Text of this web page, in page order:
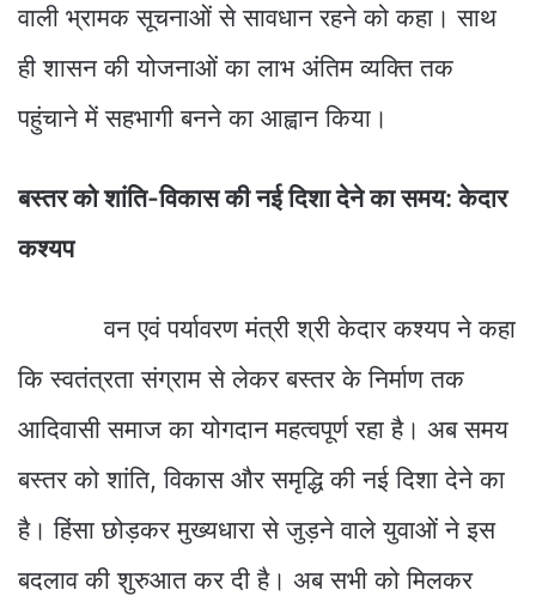
वाली भ्रामक सूचनाओं से सावधान रहने को कहा। साथ
ही शासन की योजनाओं का लाभ अंतिम व्यक्ति तक
पहुंचाने में सहभागी बनने का आह्वान किया।
बस्तर को शांति-विकास की नई दिशा देने का समय: केदार
कश्यप
वन एवं पर्यावरण मंत्री श्री केदार कश्यप ने कहा
कि स्वतंत्रता संग्राम से लेकर बस्तर के निर्माण तक
आदिवासी समाज का योगदान महत्वपूर्ण रहा है। अब समय
बस्तर को शांति, विकास और समृद्धि की नई दिशा देने का
है। हिंसा छोड़कर मुख्यधारा से जुड़ने वाले युवाओं ने इस
बदलाव की शुरुआत कर दी है। अब सभी को मिलकर